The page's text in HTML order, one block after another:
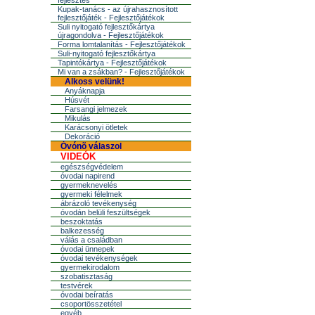
Kupak-tanács - az újrahasznosított
fejlesztőjáték - Fejlesztőjátékok
Suli nyitogató fejlesztőkártya
újragondolva - Fejlesztőjátékok
Forma lomtalanítás - Fejlesztőjátékok
Suli-nyitogató fejlesztőkártya
Tapintókártya - Fejlesztőjátékok
Mi van a zsákban? - Fejlesztőjátékok
Alkoss velünk!
Anyáknapja
Húsvét
Farsangi jelmezek
Mikulás
Karácsonyi ötletek
Dekoráció
Óvónõ válaszol
VIDEÓK
egészségvédelem
óvodai napirend
gyermeknevelés
gyermeki félelmek
ábrázoló tevékenység
óvodán belüli feszültségek
beszoktatás
balkezesség
válás a családban
óvodai ünnepek
óvodai tevékenységek
gyermekirodalom
szobatisztaság
testvérek
óvodai beíratás
csoportösszetétel
egyéb